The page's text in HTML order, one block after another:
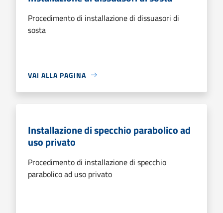
Procedimento di installazione di dissuasori di
sosta
VAI ALLA PAGINA
Installazione di specchio parabolico ad
uso privato
Procedimento di installazione di specchio
parabolico ad uso privato